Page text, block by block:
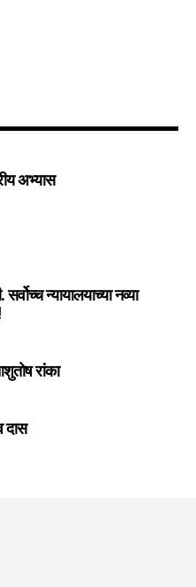
अभ्यास
न्यायालयाच्या नव्या
रांका
दास